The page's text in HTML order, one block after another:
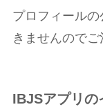
プロフィール
きませんのでご
IBJSアプリの